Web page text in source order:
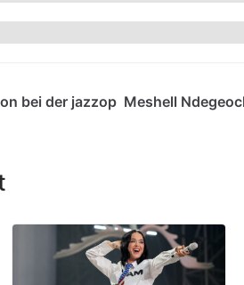
bei der jazzop Meshell